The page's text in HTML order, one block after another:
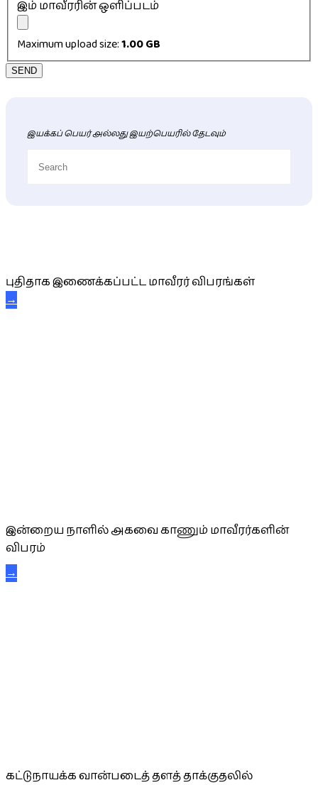
இம் மாவீரரின் ஒளிப்படம்
Maximum upload size:1.00 GB
SEND
இயக்கப் பெயர் அல்லது இயற்பெயரில் தேடவும்
புதிதாக இணைக்கப்பட்ட மாவீரர் விபரங்கள்
→
இன்றைய நாளில் அகவை காணும் மாவீரர்களின்
விபரம்
→
கட்டுநாயக்க வான்படைத் தளத் தாக்குதலில்